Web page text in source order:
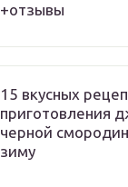
+отзывы
15 вкусных
приготовления
черной
зиму